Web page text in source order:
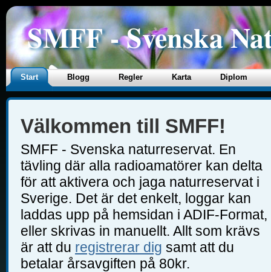
SMFF - Svenska
Start Blogg Regler Karta Diplom
Välkommen till SMFF!
SMFF - Svenska naturreservat. En
tävling där alla radioamatörer kan delta
för att aktivera och jaga naturreservat i
Sverige. Det är det enkelt, loggar kan
laddas upp på hemsidan i ADIF-Format,
eller skrivas in manuellt. Allt som krävs
är att du registrerar dig samt att du
betalar årsavgiften på 80kr.